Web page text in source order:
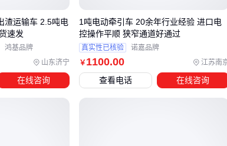
求。
后，下一步需要关注配套设备的匹配性，以确保整体
的顺畅。
山东济宁
渣运输车 2.5吨电
速发
鸿基品牌
在线咨询
￥ 1100.00 江苏南
1吨电动牵引车 20余年行业经验 进口电
控操作平顺 狭窄通道好通过
真实性已核验 诺嘉品牌
查看电话 在线咨询